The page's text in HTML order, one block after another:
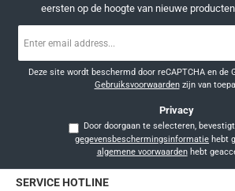
eersten op de hoogte van nieuwe
mailadres
Deze site wordt beschermd door reCAPTCHA en de
Gebruiksvoorwaardenzijn van
Privacy
gegevensbeschermingsinformatie
algemene voorwaardenhebt
SERVICE HOTLINE